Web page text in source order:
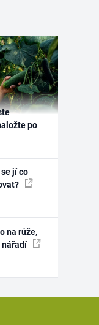
po
jí co
na růže,
nářadí